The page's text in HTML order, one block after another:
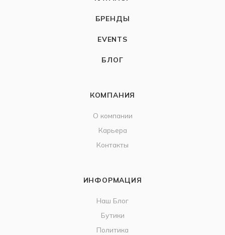
БРЕНДЫ
EVENTS
БЛОГ
КОМПАНИЯ
О компании
Карьера
Контакты
ИНФОРМАЦИЯ
Наш Блог
Бутики
Политика